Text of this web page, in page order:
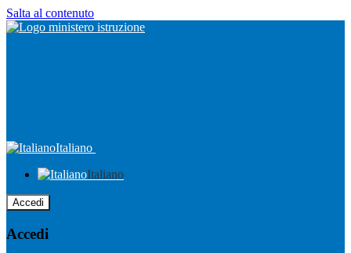
Salta al contenuto
Italiano
Italiano
Accedi
Accedi